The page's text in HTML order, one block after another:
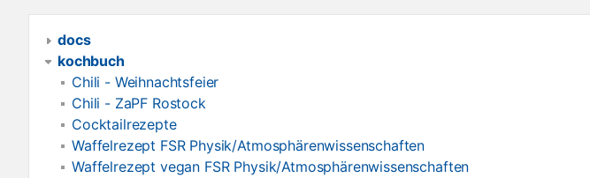
docs
kochbuch
Chili - Weihnachtsfeier
Chili - ZaPF Rostock
Cocktailrezepte
Waffelrezept FSR Physik/Atmosphärenwissenschaften
Waffelrezept vegan FSR Physik/Atmosphärenwissenschaften